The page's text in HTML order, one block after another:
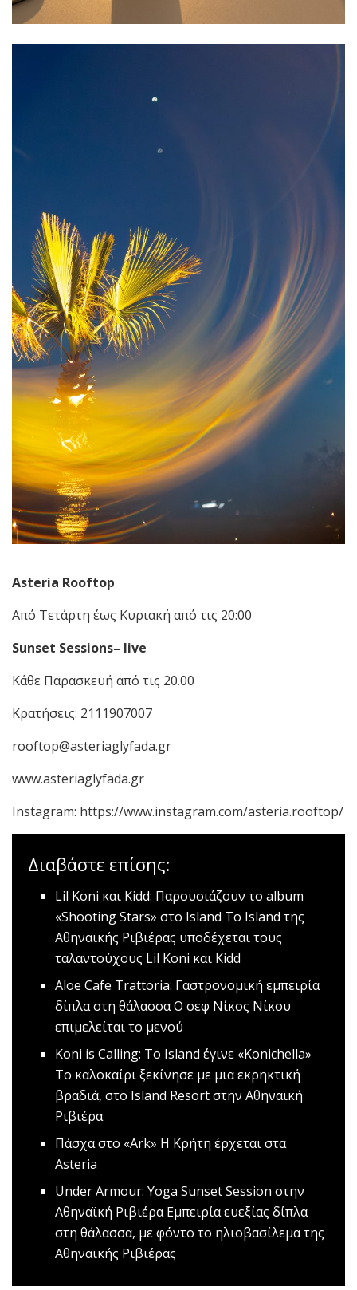
Asteria Rooftop
Από Τετάρτη έως Κυριακή από τις 20:00
Sunset Sessions– live
Κάθε Παρασκευή από τις 20.00
Κρατήσεις: 2111907007
rooftop@asteriaglyfada.gr
www.asteriaglyfada.gr
Instagram: https://www.instagram.com/asteria.rooftop/
Διαβάστε επίσης:
Lil Koni και Kidd: Παρουσιάζουν το album
«Shooting Stars» στο Ιsland Tο Island της
Αθηναϊκής Ριβιέρας υποδέχεται τους
ταλαντούχους Lil Koni και Kidd
Aloe Cafe Trattoria: Γαστρονομική εμπειρία
δίπλα στη θάλασσαΟ σεφ Νίκος Νίκου
επιμελείται το μενού
Koni is Calling: Το Island έγινε «Konichella»
Το καλοκαίρι ξεκίνησε με μια εκρηκτική
βραδιά, στο Island Resort στην Αθηναϊκή
Ριβιέρα
Πάσχα στο «Ark» Η Κρήτη έρχεται στα
Asteria
Under Armour: Yoga Sunset Session στην
Αθηναϊκή ΡιβιέραEμπειρία ευεξίας δίπλα
στη θάλασσα, με φόντο το ηλιοβασίλεμα της
Αθηναϊκής Ριβιέρας